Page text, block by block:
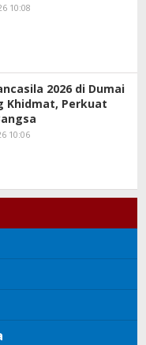
10:08
2026 di Dumai
Khidmat, Perkuat
10:06